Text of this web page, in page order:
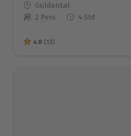
Standort
Guldental
Anzahl der Teilnehmer
2 Pers. 4 Std
4.8 von 5 Sternen basierend
4.8 (13)